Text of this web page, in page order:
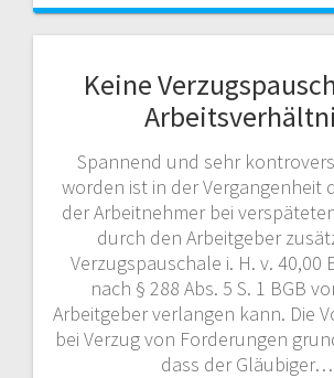
Keine
Spannend und sehr
worden ist in der Vergangenheit
der Arbeitnehmer bei
durch den Arbeitgeber
Verzugspauschale i. H. v. 40,00
nach § 288 Abs. 5 S. 1 BGB
Arbeitgeber verlangen kann. Die
bei Verzug von Forderungen
dass der Gläubiger…